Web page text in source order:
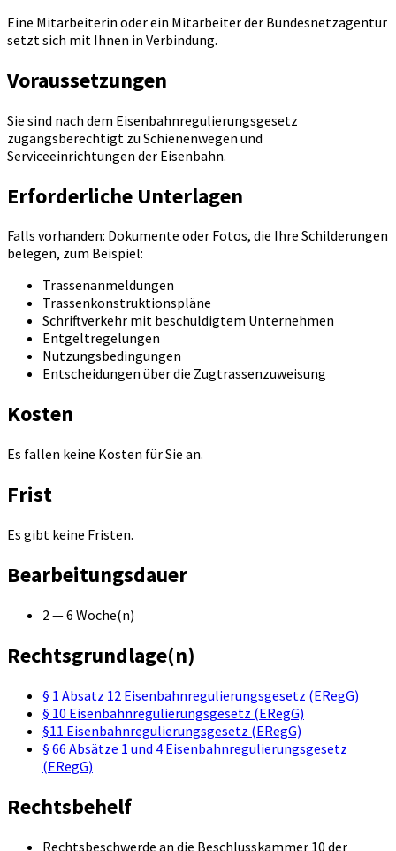
Eine Mitarbeiterin oder ein Mitarbeiter der Bundesnetzagentur
setzt sich mit Ihnen in Verbindung.
Voraussetzungen
Sie sind nach dem Eisenbahnregulierungsgesetz
zugangsberechtigt zu Schienenwegen und
Serviceeinrichtungen der Eisenbahn.
Erforderliche Unterlagen
Falls vorhanden: Dokumente oder Fotos, die Ihre Schilderungen
belegen, zum Beispiel:
Trassenanmeldungen
Trassenkonstruktionspläne
Schriftverkehr mit beschuldigtem Unternehmen
Entgeltregelungen
Nutzungsbedingungen
Entscheidungen über die Zugtrassenzuweisung
Kosten
Es fallen keine Kosten für Sie an.
Frist
Es gibt keine Fristen.
Bearbeitungsdauer
2 — 6 Woche(n)
Rechtsgrundlage(n)
§ 1 Absatz 12 Eisenbahnregulierungsgesetz (ERegG)
§ 10 Eisenbahnregulierungsgesetz (ERegG)
§11 Eisenbahnregulierungsgesetz (ERegG)
§ 66 Absätze 1 und 4 Eisenbahnregulierungsgesetz
(ERegG)
Rechtsbehelf
Rechtsbeschwerde an die Beschlusskammer 10 der